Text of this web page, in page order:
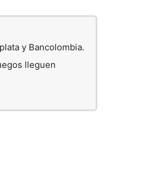
y Bancolombia.
lleguen